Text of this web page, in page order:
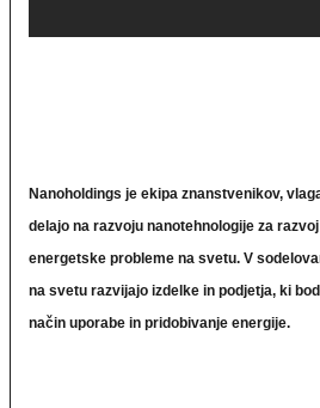
Nanoholdings je ekipa znanstvenikov,
delajo na razvoju nanotehnologije za
energetske probleme na svetu. V
na svetu razvijajo izdelke in podjetja, ki
način uporabe in pridobivanje energije.